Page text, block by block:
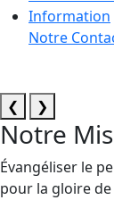
Information
Notre
❮ ❯
Notre
Évangéliser le
pour la gloire